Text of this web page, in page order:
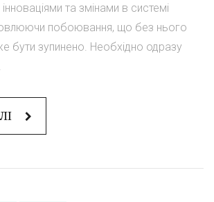
та змінами в системі
побоювання, що без нього
бути зупинено. Необхідно одразу